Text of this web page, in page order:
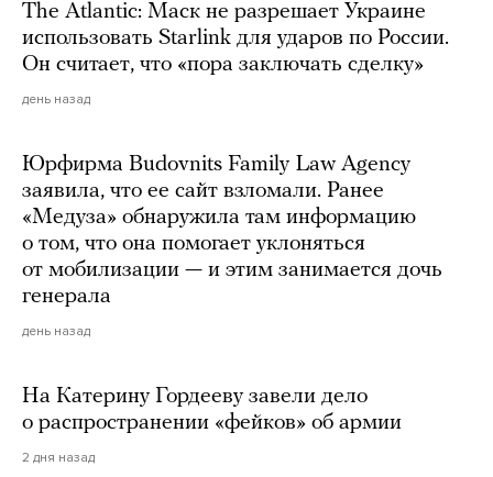
The Atlantic: Маск не разрешает Украине
использовать Starlink для ударов по России.
Он считает, что «пора заключать сделку»
день назад
Юрфирма Budovnits Family Law Agency
заявила, что ее сайт взломали. Ранее
«Медуза» обнаружила там информацию
о том, что она помогает уклоняться
от мобилизации — и этим занимается дочь
генерала
день назад
На Катерину Гордееву завели дело
о распространении «фейков» об армии
2 дня назад